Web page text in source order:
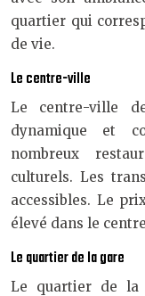
quartier qui
de vie.
Le centre-ville
Le centre-ville
dynamique et
nombreux
culturels. Les
accessibles. Le
élevé dans le
Le quartier de la gare
Le quartier de la